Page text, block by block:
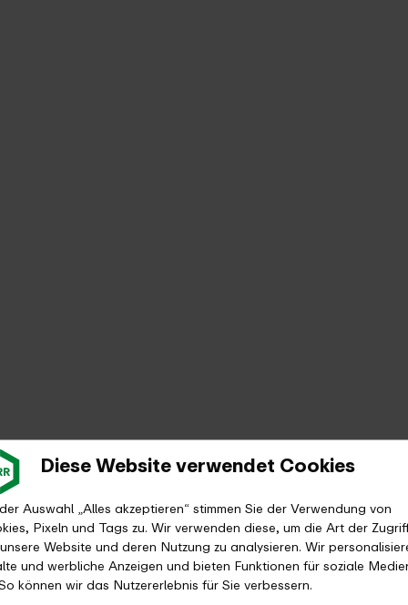
Diese Website verwendet Cookies
Auswahl „Alles akzeptieren“ stimmen Sie der Verwendung von
Pixeln und Tags zu. Wir verwenden diese, um die Art der
Website und deren Nutzung zu analysieren. Wir
und werbliche Anzeigen und bieten Funktionen für soziale
können wir das Nutzererlebnis für Sie verbessern.